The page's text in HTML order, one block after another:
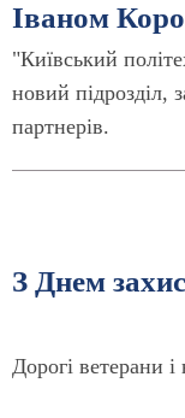
Іваном
"Київський
новий підрозділ,
партнерів.
З Днем
Дорогі ветерани